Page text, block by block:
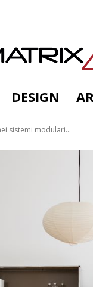
DESIGN
sistemi modulari...